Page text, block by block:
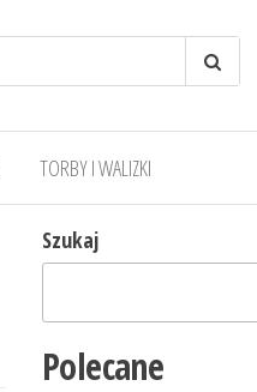
TORBY I WALIZKI
Szukaj
Polecane